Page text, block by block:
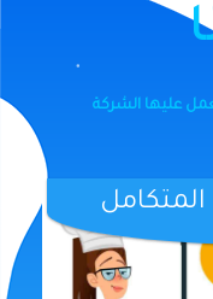
عليها الشركة